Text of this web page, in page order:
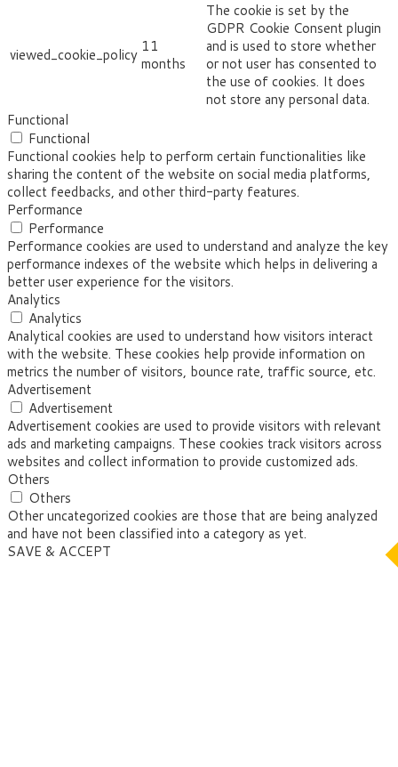
viewed_cookie_policy 11
months
The cookie is set by the
GDPR Cookie Consent plugin
and is used to store whether
or not user has consented to
the use of cookies. It does
not store any personal data.
Functional
Functional
Functional cookies help to perform certain functionalities like
sharing the content of the website on social media platforms,
collect feedbacks, and other third-party features.
Performance
Performance
Performance cookies are used to understand and analyze the key
performance indexes of the website which helps in delivering a
better user experience for the visitors.
Analytics
Analytics
Analytical cookies are used to understand how visitors interact
with the website. These cookies help provide information on
metrics the number of visitors, bounce rate, traffic source, etc.
Advertisement
Advertisement
Advertisement cookies are used to provide visitors with relevant
ads and marketing campaigns. These cookies track visitors across
websites and collect information to provide customized ads.
Others
Others
Other uncategorized cookies are those that are being analyzed
and have not been classified into a category as yet.
SAVE & ACCEPT